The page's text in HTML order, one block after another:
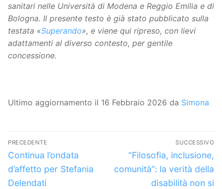
sanitari nelle Università di Modena e Reggio Emilia e di
Bologna. Il presente testo è già stato pubblicato sulla
testata «Superando», e viene qui ripreso, con lievi
adattamenti al diverso contesto, per gentile
concessione.
Ultimo aggiornamento il 16 Febbraio 2026 da Simona
Navigazione
articoli
PRECEDENTE
Articolo
precedente:
Continua l’ondata
d’affetto per Stefania
Delendati
SUCCESSIVO
Articolo
successivo:
“Filosofia, inclusione,
comunità”: la verità della
disabilità non si